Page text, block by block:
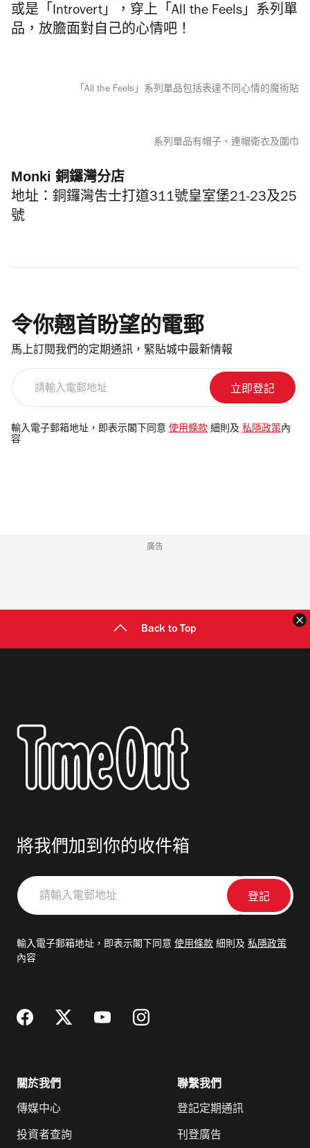
或是「Introvert」，穿上「All the Feels」系列單
品，放膽面對自己的心情吧！
「All the Feels」系列單品包括表達不同心情的魔術貼
系列單品有帽子、連帽衛衣及圍巾
Monki 銅鑼灣分店
地址：銅鑼灣吿士打道311號皇室堡21-23及25
號
令你翹首盼望的電郵
馬上訂閱我們的定期通訊，緊貼城中最新情報
電
郵
輸入電子郵箱地址，即表示閣下同意 使用條款 細則及 私隱政策 內
容
廣告
Back to Top
將我們加到你的收件箱
請
輸
郵
輸入電子郵箱地址，即表示閣下同意 使用條款 細則及 私隱政策
內容
關於我們
傳媒中心
投資者查詢
聯繫我們
登記定期通訊
刊登廣告